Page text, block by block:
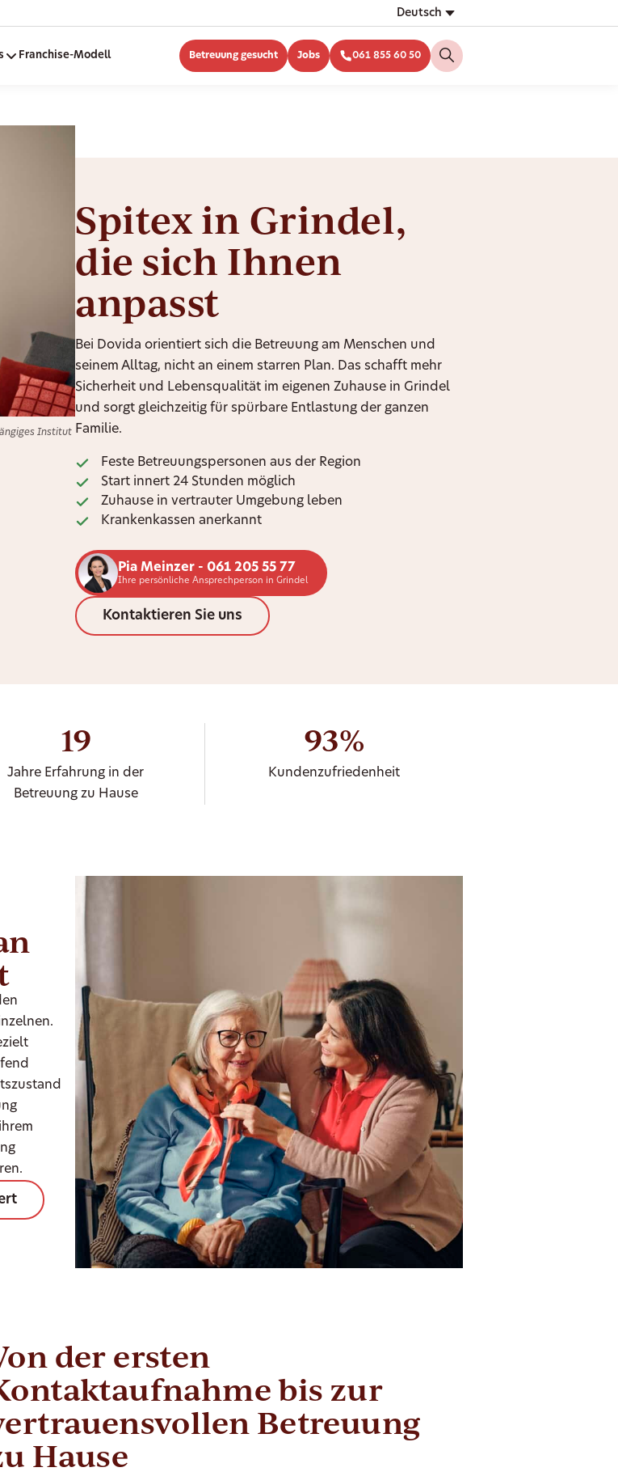
Deutsch
Franchise-Modell Betreuung gesucht Jobs 061 855 60 50
Institut
Spitex in Grindel,
die sich Ihnen
anpasst
Bei Dovida orientiert sich die Betreuung am Menschen und
seinem Alltag, nicht an einem starren Plan. Das schafft mehr
Sicherheit und Lebensqualität im eigenen Zuhause in Grindel
und sorgt gleichzeitig für spürbare Entlastung der ganzen
Familie.
Feste Betreuungspersonen aus der Region
Start innert 24 Stunden möglich
Zuhause in vertrauter Umgebung leben
Krankenkassen anerkannt
Pia Meinzer - 061 205 55 77
Ihre persönliche Ansprechperson in Grindel
Kontaktieren Sie uns
19
Jahre Erfahrung in der
Betreuung zu Hause
93%
Kundenzufriedenheit
der ersten
bis zur
Betreuung
Hause